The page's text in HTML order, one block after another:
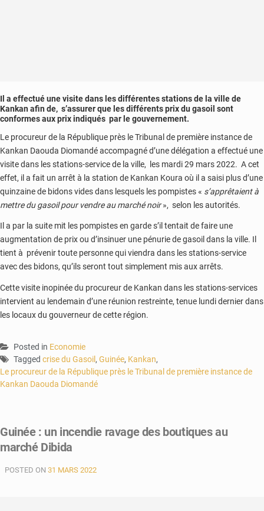
Il a effectué une visite dans les différentes stations de la ville de
Kankan afin de, s’assurer que les différents prix du gasoil sont
conformes aux prix indiqués par le gouvernement.
Le procureur de la République près le Tribunal de première instance de
Kankan Daouda Diomandé accompagné d’une délégation a effectué une
visite dans les stations-service de la ville, les mardi 29 mars 2022. A cet
effet, il a fait un arrêt à la station de Kankan Koura où il a saisi plus d’une
quinzaine de bidons vides dans lesquels les pompistes « s’apprêtaient à
mettre du gasoil pour vendre au marché noir», selon les autorités.
Il a par la suite mit les pompistes en garde s’il tentait de faire une
augmentation de prix ou d’insinuer une pénurie de gasoil dans la ville. Il
tient à prévenir toute personne qui viendra dans les stations-service
avec des bidons, qu’ils seront tout simplement mis aux arrêts.
Cette visite inopinée du procureur de Kankan dans les stations-services
intervient au lendemain d’une réunion restreinte, tenue lundi dernier dans
les locaux du gouverneur de cette région.
Posted in Economie
Tagged crise du Gasoil, Guinée, Kankan,
Le procureur de la République près le Tribunal de première instance de
Kankan Daouda Diomandé
Guinée : un incendie ravage des boutiques au
marché Dibida
POSTED ON 31 MARS 2022